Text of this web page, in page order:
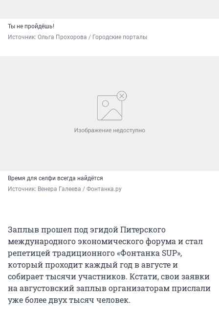
Ты не пройдёшь!
Источник: Ольга Прохорова / Городские порталы
Время для селфи всегда найдётся
Источник: Венера Галеева / Фонтанка.ру
Заплыв прошел под эгидой Питерского
международного экономического форума и стал
репетицей традиционного «Фонтанка SUP»,
который проходит каждый год в августе и
собирает тысячи участников. Кстати, свои заявки
на августовский заплыв организаторам прислали
уже более двух тысяч человек.